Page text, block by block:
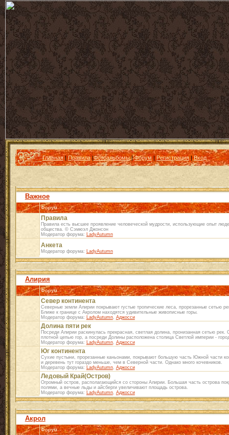
Главная|Правила|Фотоальбомы|Форум|Регистрация|Вход
Важное
Форум
Правила
Правила есть высшее проявление человеческой мудрости, использующие опыт
общества. © Сэмюэл Джонсон
Модератор форума: LadyAutumn
Анкета
Модератор форума: LadyAutumn
Алирия
Форум
Север континента
Северные земли Алирии покрывают густые тропические леса, прорезанные сетью
Ближе к границе с Акролом находятся удивительные живописные горы.
Модератор форума: LadyAutumn, Аджосси
Долина пяти рек
Посреди Алирии раскинулась прекрасная, светлая долина, пронизанная сетью рек.
плотной цепью гор, а посреди Долины расположена столица Светлой империи -
Модератор форума: LadyAutumn, Аджосси
Юг континента
Сухие пустыни, прорезанные каньонами, покрывают большую часть Южной части
и деревень тут гораздо меньше, чем в Северной части. Однако много кочевников.
Модератор форума: LadyAutumn, Аджосси
Ледовый Край(Остров)
Огромный остров, располагающийся со стороны Алирии. Большая часть острова
полями, а вечные льды и айсберги увеличивают площадь острова.
Модератор форума: LadyAutumn, Аджосси
Акрол
Форум